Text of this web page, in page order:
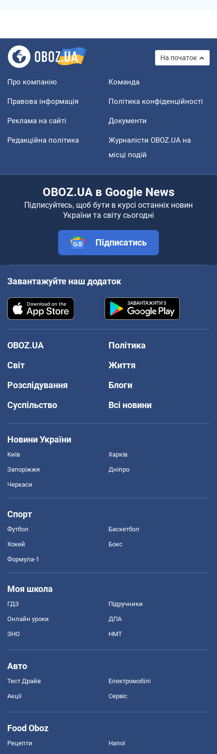
На початок
Про компанію Команда
Правова інформація Політика конфіденційності
Реклама на сайті Документи
Редакційна політика
Журналісти OBOZ.UA на
місці подій
OBOZ.UA в Google News
Підписуйтесь, щоб бути в курсі останніх новин
України та світу сьогодні
Підписатись
Завантажуйте наш додаток
OBOZ.UA
Політика
Світ
Життя
Розслідування
Блоги
Суспільство
Всі новини
Новини України
Київ Харків
Запоріжжя Дніпро
Черкаси
Спорт
Футбол Баскетбол
Хокей Бокс
Формула-1
Моя школа
ГДЗ Підручники
Онлайн уроки ДПА
ЗНО НМТ
Авто
Тест Драйв Електромобілі
Акції Сервіс
Food Oboz
Рецепти Напої